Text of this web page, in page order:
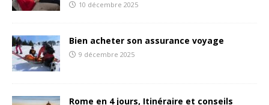
10 décembre 2025
Bien acheter son assurance voyage
9 décembre 2025
Rome en 4 jours, Itinéraire et conseils